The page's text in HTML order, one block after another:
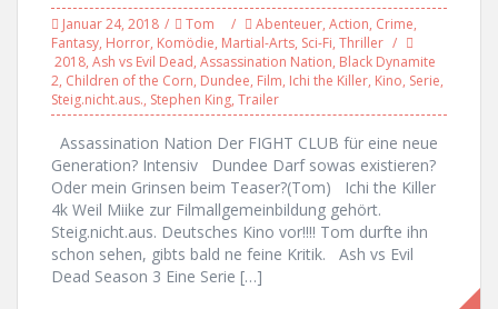
Januar 24, 2018 Tom Abenteuer, Action, Crime,
Fantasy, Horror, Komödie, Martial-Arts, Sci-Fi, Thriller
2018, Ash vs Evil Dead, Assassination Nation, Black Dynamite
2, Children of the Corn, Dundee, Film, Ichi the Killer, Kino, Serie,
Steig.nicht.aus., Stephen King, Trailer
Assassination Nation Der FIGHT CLUB für eine neue
Generation? Intensiv Dundee Darf sowas existieren?
Oder mein Grinsen beim Teaser?(Tom) Ichi the Killer
4k Weil Miike zur Filmallgemeinbildung gehört.
Steig.nicht.aus. Deutsches Kino vor!!!! Tom durfte ihn
schon sehen, gibts bald ne feine Kritik. Ash vs Evil
Dead Season 3 Eine Serie […]